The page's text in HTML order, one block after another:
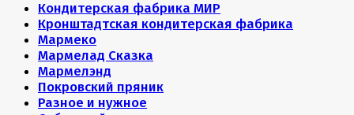
Кондитерская фабрика МИР
Кронштадтская кондитерская фабрика
Мармеко
Мармелад Сказка
Мармелэнд
Покровский пряник
Разное и нужное